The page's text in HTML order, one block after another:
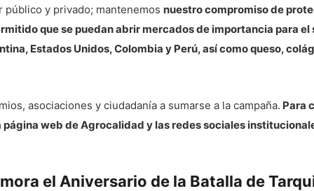
y privado; mantenemos nuestro compromiso de
que se puedan abrir mercados de importancia para
Estados Unidos, Colombia y Perú, así como queso,
asociaciones y ciudadanía a sumarse a la campaña. Para
web de Agrocalidad y las redes sociales
el Aniversario de la Batalla de